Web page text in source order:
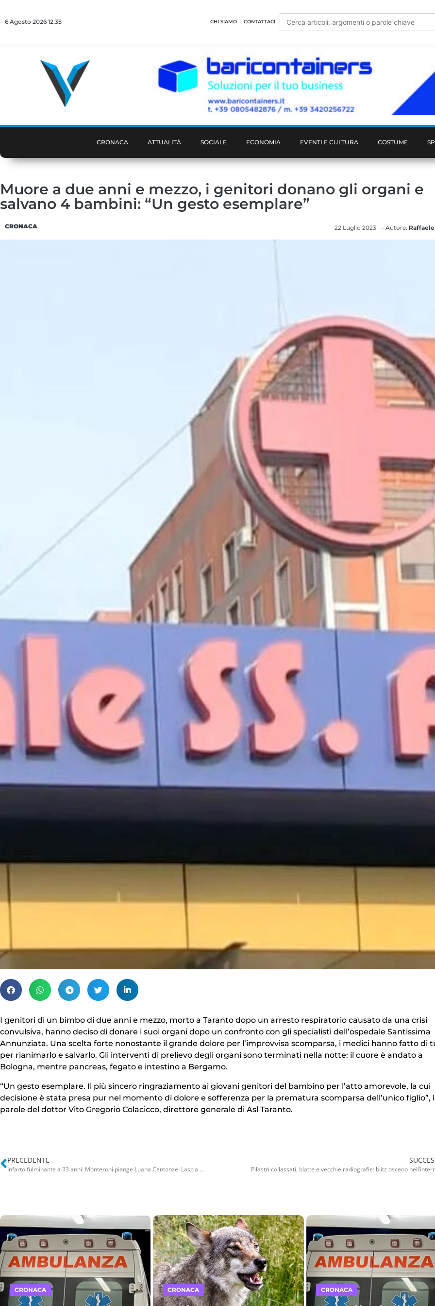
6 Agosto 2026 12:35 CHI SIAMO CONTATTACI
CRONACA ATTUALITÀ SOCIALE ECONOMIA EVENTI E CULTURA COSTUME
Muore a due anni e mezzo, i genitori donano gli organi e
salvano 4 bambini: “Un gesto esemplare”
CRONACA 22 Luglio 2023 – Autore:
I genitori di un bimbo di due anni e mezzo, morto a Taranto dopo un arresto respiratorio causato da una crisi
convulsiva, hanno deciso di donare i suoi organi dopo un confronto con gli specialisti dell’ospedale Santissima
Annunziata. Una scelta forte nonostante il grande dolore per l’improvvisa scomparsa, i medici hanno fatto di
per rianimarlo e salvarlo. Gli interventi di prelievo degli organi sono terminati nella notte: il cuore è andato a
Bologna, mentre pancreas, fegato e intestino a Bergamo.
“Un gesto esemplare. Il più sincero ringraziamento ai giovani genitori del bambino per l’atto amorevole, la cui
decisione è stata presa pur nel momento di dolore e sofferenza per la prematura scomparsa dell’unico figlio”,
parole del dottor Vito Gregorio Colacicco, direttore generale di Asl Taranto.
PRECEDENTE
Infarto fulminante a 33 anni: Monteroni piange Luana Centonze. Lascia una figlia piccola di 3 anni
CRONACA CRONACA CRONACA